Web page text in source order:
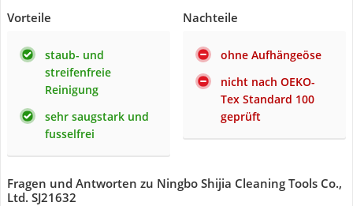
Vorteile
staub- und
streifenfreie
Reinigung
sehr saugstark und
fusselfrei
Nachteile
ohne Aufhängeöse
nicht nach OEKO-
Tex Standard 100
geprüft
Fragen und Antworten zu Ningbo Shijia Cleaning Tools Co.,
Ltd. SJ21632